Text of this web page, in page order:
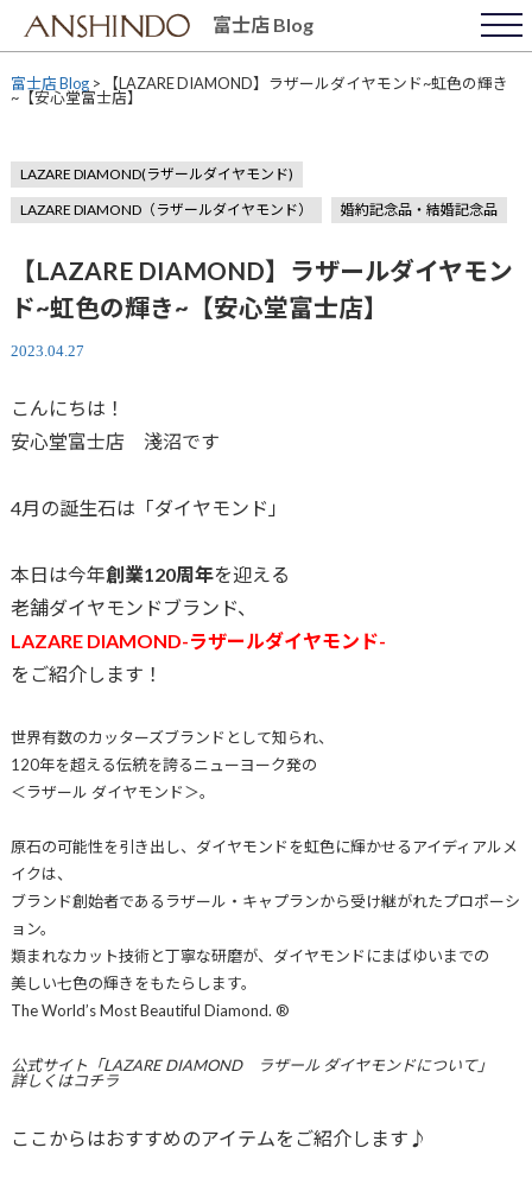
content
富士店 Blog
富士店 Blog> 【LAZARE DIAMOND】ラザールダイヤモンド~虹色の輝き
~【安心堂富士店】
LAZARE DIAMOND(ラザールダイヤモンド)
LAZARE DIAMOND（ラザールダイヤモンド）
婚約記念品・結婚記念品
【LAZARE DIAMOND】ラザールダイヤモン
ド~虹色の輝き~【安心堂富士店】
2023.04.27
こんにちは！
安心堂富士店 淺沼です
4月の誕生石は「ダイヤモンド」
本日は今年創業120周年を迎える
老舗ダイヤモンドブランド、
LAZARE DIAMOND-ラザールダイヤモンド-
をご紹介します！
世界有数のカッターズブランドとして知られ、
120年を超える伝統を誇るニューヨーク発の
＜ラザール ダイヤモンド＞。
原石の可能性を引き出し、ダイヤモンドを虹色に輝かせるアイディアルメ
イクは、
ブランド創始者であるラザール・キャプランから受け継がれたプロポーシ
ョン。
類まれなカット技術と丁寧な研磨が、ダイヤモンドにまばゆいまでの
美しい七色の輝きをもたらします。
The World’s Most Beautiful Diamond. ®
公式サイト「LAZARE DIAMOND ラザール ダイヤモンドについて」
詳しくはコチラ
ここからはおすすめのアイテムをご紹介します♪